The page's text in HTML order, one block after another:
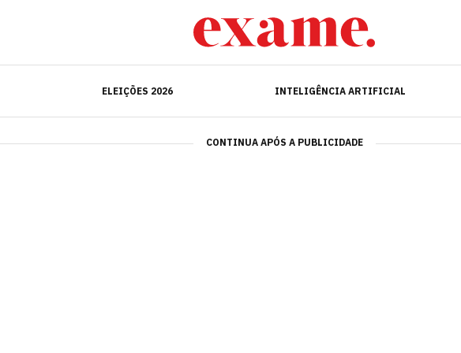
ELEIÇÕES 2026 INTELIGÊNCIA ARTIFICIAL
INTELIGÊNCIA ARTIFICIAL
CONTINUA APÓS A PUBLICIDADE